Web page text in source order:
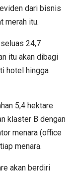
dari bisnis
merah itu.
24,7
itu akan dibagi
hotel hingga
5,4 hektare
klaster B dengan
menara (office
menara.
akan berdiri